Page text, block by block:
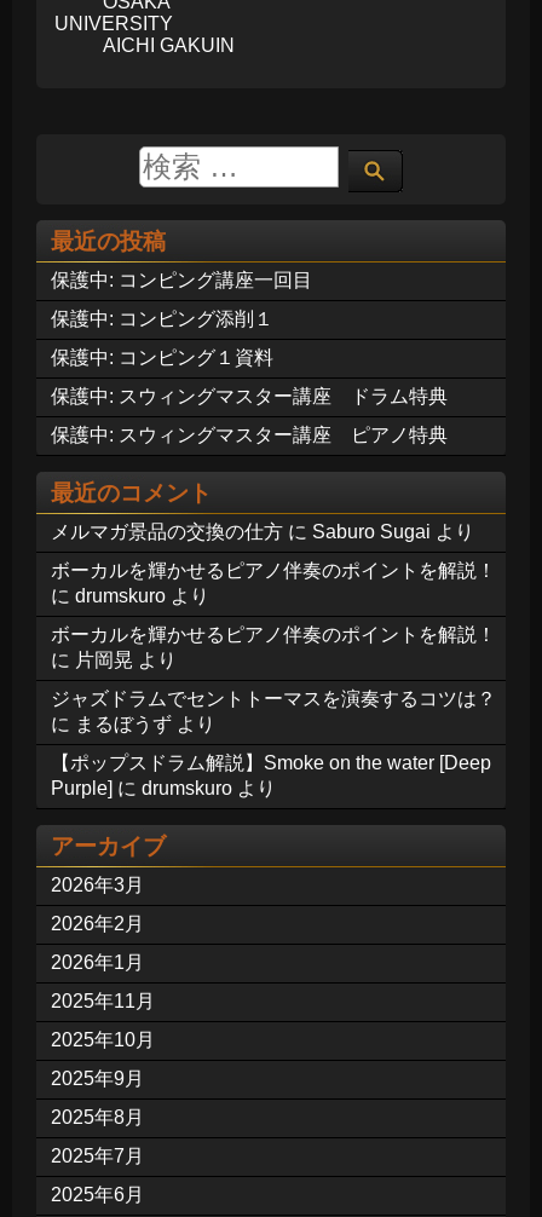
UNIVERSITY
AICHI GAKUIN
最近の投稿
保護中: コンピング講座一回目
保護中: コンピング添削１
保護中: コンピング１資料
保護中: スウィングマスター講座 ドラム特典
保護中: スウィングマスター講座 ピアノ特典
最近のコメント
メルマガ景品の交換の仕方 に Saburo Sugai より
ボーカルを輝かせるピアノ伴奏のポイントを解説！
に drumskuro より
ボーカルを輝かせるピアノ伴奏のポイントを解説！
に 片岡晃 より
ジャズドラムでセントトーマスを演奏するコツは？
に まるぼうず より
【ポップスドラム解説】Smoke on the water [Deep
Purple] に drumskuro より
アーカイブ
2026年3月
2026年2月
2026年1月
2025年11月
2025年10月
2025年9月
2025年8月
2025年7月
2025年6月